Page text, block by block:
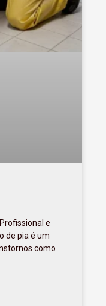
e
de pia é um
como